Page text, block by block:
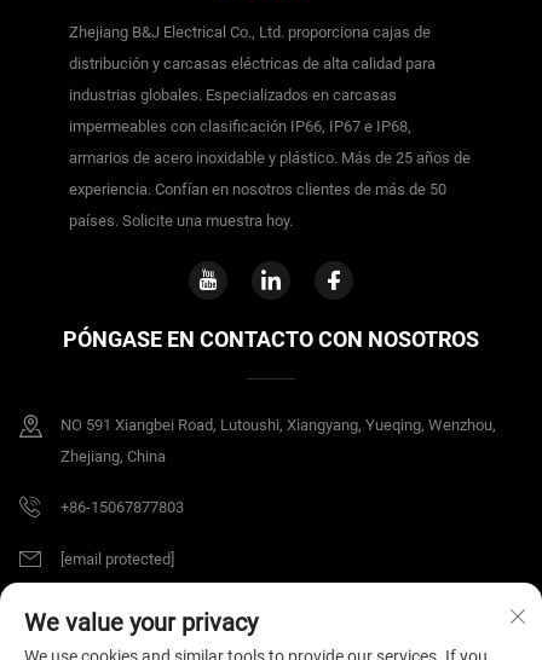
Zhejiang B&J Electrical Co., Ltd. proporciona cajas de
distribución y carcasas eléctricas de alta calidad para
industrias globales. Especializados en carcasas
impermeables con clasificación IP66, IP67 e IP68,
armarios de acero inoxidable y plástico. Más de 25 años de
experiencia. Confían en nosotros clientes de más de 50
países. Solicite una muestra hoy.
PÓNGASE EN CONTACTO CON NOSOTROS
NO 591 Xiangbei Road, Lutoushi, Xiangyang, Yueqing, Wenzhou,
Zhejiang, China
+86-15067877803
[email protected]
Copyright © 2026 China Zhejiang B&J Electrical Co.,Ltd. Todos los derechos
We value your privacy